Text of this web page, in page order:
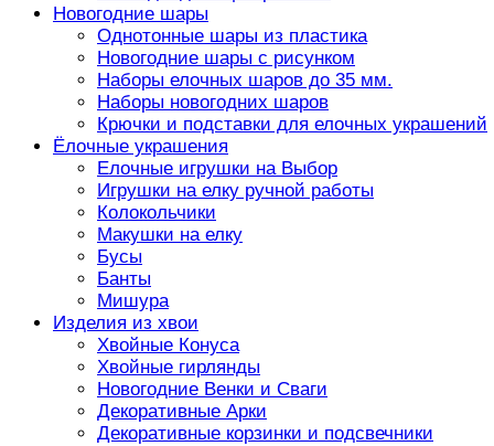
Новогодние шары
Однотонные шары из пластика
Новогодние шары с рисунком
Наборы елочных шаров до 35 мм.
Наборы новогодних шаров
Крючки и подставки для елочных украшений
Ёлочные украшения
Елочные игрушки на Выбор
Игрушки на елку ручной работы
Колокольчики
Макушки на елку
Бусы
Банты
Мишура
Изделия из хвои
Хвойные Конуса
Хвойные гирлянды
Новогодние Венки и Сваги
Декоративные Арки
Декоративные корзинки и подсвечники